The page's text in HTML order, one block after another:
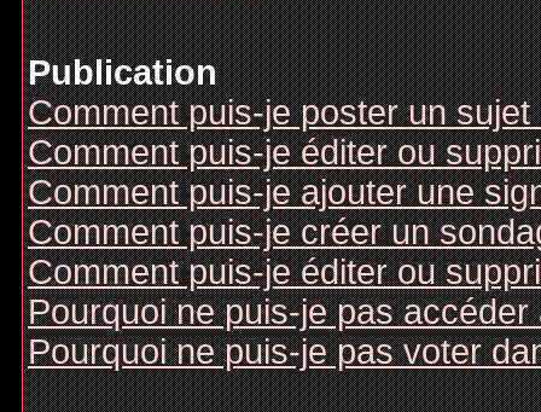
Publication
Comment puis-je poster un
Comment puis-je éditer ou
Comment puis-je ajouter une
Comment puis-je créer un
Comment puis-je éditer ou
Pourquoi ne puis-je pas accéder
Pourquoi ne puis-je pas voter